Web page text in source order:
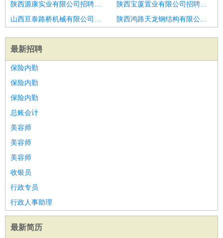
陕西源康实业有限公司招聘营业分处经理
陕西宝厦置业有限公司招聘民宿总经理
山西亘泰路桥机械有限公司招聘副总经理
陕西鸿路天龙钢结构有限公司招聘拓维教育总经理
最新招聘
保险内勤
保险内勤
保险内勤
总账会计
美容师
美容师
美容师
收银员
行政专员
行政人事助理
最新简历